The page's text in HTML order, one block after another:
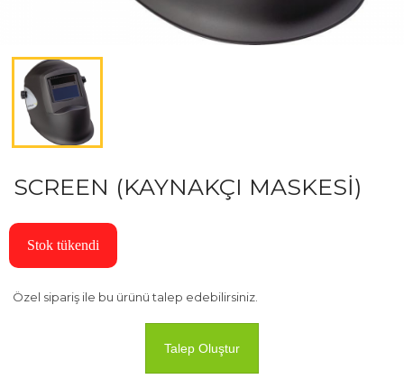
SCREEN (KAYNAKÇI MASKESİ)
Stok tükendi
Özel sipariş ile bu ürünü talep edebilirsiniz.
Talep Oluştur